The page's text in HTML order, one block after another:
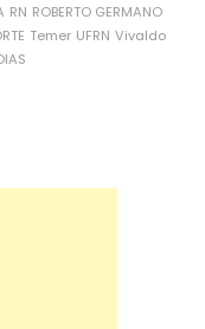
RN ROBERTO GERMANO
Temer UFRN Vivaldo